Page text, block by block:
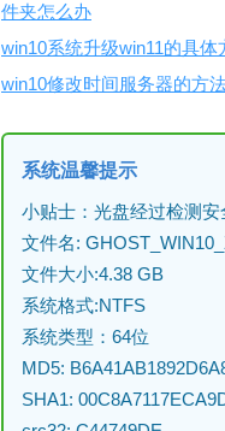
件夹怎么办
win10系统升级win11的具
win10修改时间服务器的方
系统温馨提示
小贴士：光盘经过检测
文件名:
文件大小:4.38 GB
系统格式:NTFS
系统类型：64位
MD5:
SHA1: